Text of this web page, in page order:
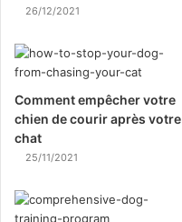
26/12/2021
Comment empêcher votre
chien de courir après votre
chat
25/11/2021